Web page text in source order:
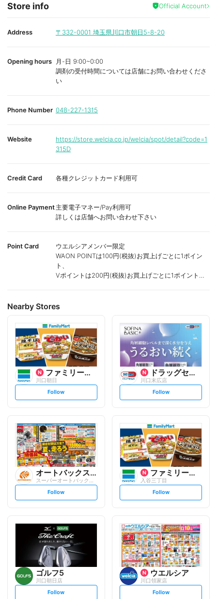
Store info Official Account
Address 〒332-0001 埼玉県川口市朝日5-8-20
Opening hours
月-日 9:00~0:00
調剤の受付時間については店舗にお問い合わせくださ
い
Phone Number 048-227-1315
Website
https://store.welcia.co.jp/welcia/spot/detail?code=1
315D
Credit Card 各種クレジットカード利用可
Online Payment主要電子マネー/Pay利用可
詳しくは店舗へお問い合わせ下さい
Point Card
ウエルシアメンバー限定
WAON POINTは100円(税抜)お買上げごとに1ポイン
ト、
Vポイントは200円(税抜)お買上げごとに1ポイント進
Nearby Stores
ファミリーマート
川口朝日
s
t
l
o
w
Follow
ドラッグセイムス
川口末広店
s
t
l
o
w
Follow
オートバックスグループ
s
t
l
o
w
Follow
ファミリーマート
入谷三丁目
s
t
l
o
w
Follow
ゴルフ5
川口朝日店
s
Follow
ウエルシア
川口領家店
s
Follow